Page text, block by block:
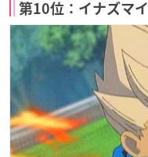
第10位：イナズマ